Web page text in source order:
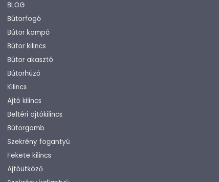
BLOG
Bútorfogó
Bútor kampó
Bútor kilincs
Bútor akasztó
Bútorhúzó
Kilincs
Ajtó kilincs
Beltéri ajtókilincs
Bútorgomb
Szekrény fogantyú
Fekete kilincs
Ajtóütköző